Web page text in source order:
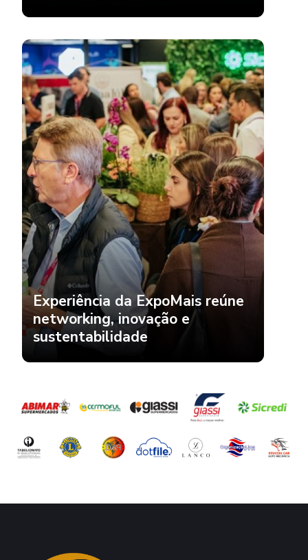
Experiência da ExpoMais reúne
networking, inovação e
sustentabilidade